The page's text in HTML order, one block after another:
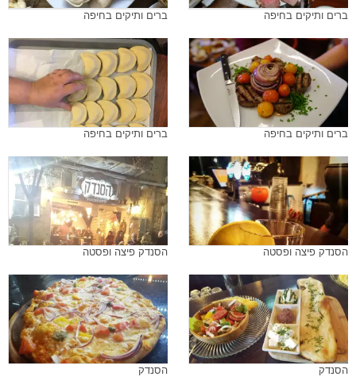
ברים ותיקים בחיפה ברים ותיקים בחיפה
ברים ותיקים בחיפה ברים ותיקים בחיפה
הסנדק פיצה ופסטה הסנדק פיצה ופסטה
הסנדק הסנדק